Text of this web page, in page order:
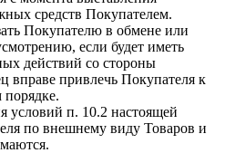
средств Покупателем.
Покупателю в обмене или
если будет иметь
действий со стороны
вправе привлечь Покупателя к
порядке.
условий п. 10.2 настоящей
по внешнему виду Товаров и